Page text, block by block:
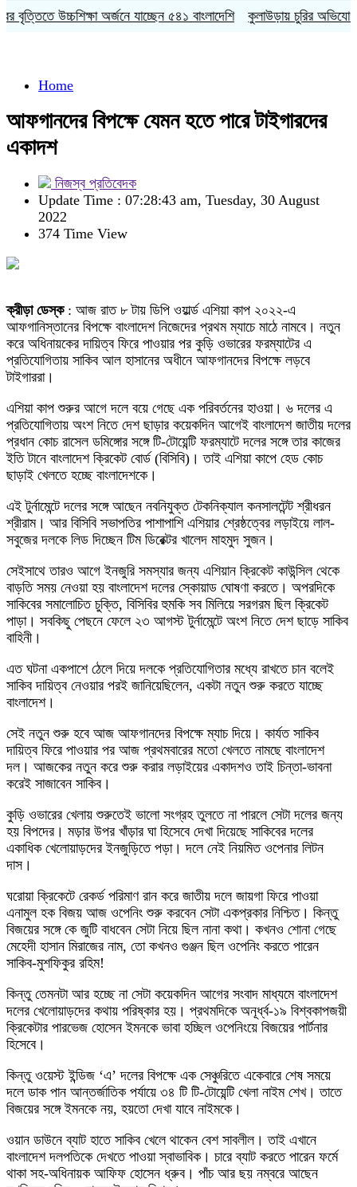
উচ্চশিক্ষা অর্জনে যাচ্ছেন ৫৪১ বাংলাদেশি কুলাউড়ায় চুরির অভিযোগকে
Home
আফগানদের বিপক্ষে যেমন হতে পারে টাইগারদের
একাদশ
নিজস্ব প্রতিবেদক
Update Time : 07:28:43 am, Tuesday, 30 August
2022
374 Time View
ক্রীড়া ডেস্ক: আজ রাত ৮ টায় ডিপি ওয়ার্ল্ড এশিয়া কাপ ২০২২-এ
আফগানিস্তানের বিপক্ষে বাংলাদেশ নিজেদের প্রথম ম্যাচে মাঠে নামবে। নতুন
করে অধিনায়কের দায়িত্ব ফিরে পাওয়ার পর কুড়ি ওভারের ফরম্যাটের এ
প্রতিযোগিতায় সাকিব আল হাসানের অধীনে আফগানদের বিপক্ষে লড়বে
টাইগাররা।
এশিয়া কাপ শুরুর আগে দলে বয়ে গেছে এক পরিবর্তনের হাওয়া। ৬ দলের এ
প্রতিযোগিতায় অংশ নিতে দেশ ছাড়ার কয়েকদিন আগেই বাংলাদেশ জাতীয় দলের
প্রধান কোচ রাসেল ডমিঙ্গোর সঙ্গে টি-টোয়েন্টি ফরম্যাটে দলের সঙ্গে তার কাজের
ইতি টানে বাংলাদেশ ক্রিকেট বোর্ড (বিসিবি)। তাই এশিয়া কাপে হেড কোচ
ছাড়াই খেলতে হচ্ছে বাংলাদেশকে।
এই টুর্নামেন্টে দলের সঙ্গে আছেন নবনিযুক্ত টেকনিক্যাল কনসালটেন্ট শ্রীধরন
শ্রীরাম। আর বিসিবি সভাপতির পাশাপাশি এশিয়ার শ্রেষ্ঠত্বের লড়াইয়ে লাল-
সবুজের দলকে লিড দিচ্ছেন টিম ডিরেক্টর খালেদ মাহমুদ সুজন।
সেইসাথে তারও আগে ইনজুরি সমস্যার জন্য এশিয়ান ক্রিকেট কাউন্সিল থেকে
বাড়তি সময় নেওয়া হয় বাংলাদেশ দলের স্কোয়াড ঘোষণা করতে। অপরদিকে
সাকিবের সমালোচিত চুক্তি, বিসিবির হুমকি সব মিলিয়ে সরগরম ছিল ক্রিকেট
পাড়া। সবকিছু পেছনে ফেলে ২৩ আগস্ট টুর্নামেন্টে অংশ নিতে দেশ ছাড়ে সাকিব
বাহিনী।
এত ঘটনা একপাশে ঠেলে দিয়ে দলকে প্রতিযোগিতার মধ্যে রাখতে চান বলেই
সাকিব দায়িত্ব নেওয়ার পরই জানিয়েছিলেন, একটা নতুন শুরু করতে যাচ্ছে
বাংলাদেশ।
সেই নতুন শুরু হবে আজ আফগানদের বিপক্ষে ম্যাচ দিয়ে। কার্যত সাকিব
দায়িত্ব ফিরে পাওয়ার পর আজ প্রথমবারের মতো খেলতে নামছে বাংলাদেশ
দল। আজকের নতুন করে শুরু করার লড়াইয়ের একাদশও তাই চিন্তা-ভাবনা
করেই সাজাবেন সাকিব।
কুড়ি ওভারের খেলায় শুরুতেই ভালো সংগ্রহ তুলতে না পারলে সেটা দলের জন্য
হয় বিপদের। মড়ার উপর খাঁড়ার ঘা হিসেবে দেখা দিয়েছে সাকিবের দলের
একাধিক খেলোয়াড়দের ইনজুড়িতে পড়া। দলে নেই নিয়মিত ওপেনার লিটন
দাস।
ঘরোয়া ক্রিকেটে রেকর্ড পরিমাণ রান করে জাতীয় দলে জায়গা ফিরে পাওয়া
এনামুল হক বিজয় আজ ওপেনিং শুরু করবেন সেটা একপ্রকার নিশ্চিত। কিন্তু
বিজয়ের সঙ্গে কে জুটি বাধবেন সেটা নিয়ে ছিল নানা কথা। কখনও শোনা গেছে
মেহেদী হাসান মিরাজের নাম, তো কখনও গুঞ্জন ছিল ওপেনিং করতে পারেন
সাকিব-মুশফিকুর রহিম!
কিন্তু তেমনটা আর হচ্ছে না সেটা কয়েকদিন আগের সংবাদ মাধ্যমে বাংলাদেশ
দলের খেলোয়াড়দের কথায় পরিষ্কার হয়। প্রথমদিকে অনূর্ধ্ব-১৯ বিশ্বকাপজয়ী
ক্রিকেটার পারভেজ হোসেন ইমনকে ভাবা হচ্ছিল ওপেনিংয়ে বিজয়ের পার্টনার
হিসেবে।
কিন্তু ওয়েস্ট ইন্ডিজ ‘এ’ দলের বিপক্ষে এক সেঞ্চুরিতে একেবারে শেষ সময়ে
দলে ডাক পান আন্তর্জাতিক পর্যায়ে ৩৪ টি টি-টোয়েন্টি খেলা নাইম শেখ। তাতে
বিজয়ের সঙ্গে ইমনকে নয়, হয়তো দেখা যাবে নাইমকে।
ওয়ান ডাউনে ব্যাট হাতে সাকিব খেলে থাকেন বেশ সাবলীল। তাই এখানে
বাংলাদেশ দলপতিকে দেখতে পাওয়া স্বাভাবিক। চারে ব্যাট করতে পারেন ফর্মে
থাকা সহ-অধিনায়ক আফিফ হোসেন ধ্রুব। পাঁচ আর ছয় নম্বরে আছেন